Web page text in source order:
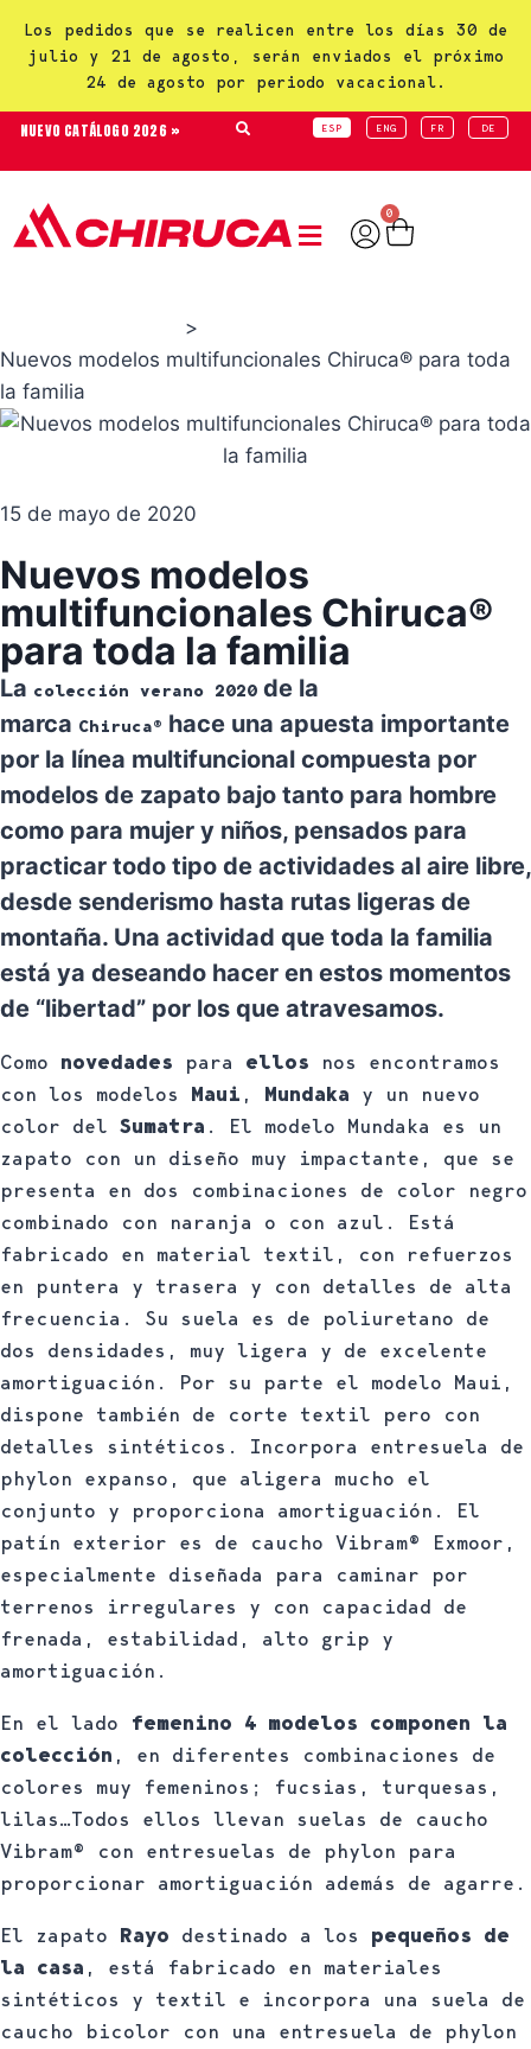
Los pedidos que se realicen entre los días 30 de
julio y 21 de agosto, serán enviados el próximo
24 de agosto por periodo vacacional.
NUEVO CATÁLOGO 2026 » ESP ENG FR DE
0
>
Nuevos modelos multifuncionales Chiruca® para toda
la familia
15 de mayo de 2020
Nuevos modelos
multifuncionales Chiruca®
para toda la familia
La colección verano 2020 de la
marca Chiruca® hace una apuesta importante
por la línea multifuncional compuesta por
modelos de zapato bajo tanto para hombre
como para mujer y niños, pensados para
practicar todo tipo de actividades al aire libre,
desde senderismo hasta rutas ligeras de
montaña. Una actividad que toda la familia
está ya deseando hacer en estos momentos
de “libertad” por los que atravesamos.
Como novedades para ellos nos encontramos
con los modelos Maui , Mundaka y un nuevo
color del Sumatra . El modelo Mundaka es un
zapato con un diseño muy impactante, que se
presenta en dos combinaciones de color negro
combinado con naranja o con azul. Está
fabricado en material textil, con refuerzos
en puntera y trasera y con detalles de alta
frecuencia. Su suela es de poliuretano de
dos densidades, muy ligera y de excelente
amortiguación. Por su parte el modelo Maui,
dispone también de corte textil pero con
detalles sintéticos. Incorpora entresuela de
phylon expanso, que aligera mucho el
conjunto y proporciona amortiguación. El
patín exterior es de caucho Vibram® Exmoor,
especialmente diseñada para caminar por
terrenos irregulares y con capacidad de
frenada, estabilidad, alto grip y
amortiguación.
En el lado femenino 4 modelos componen la
colección , en diferentes combinaciones de
colores muy femeninos; fucsias, turquesas,
lilas…Todos ellos llevan suelas de caucho
Vibram® con entresuelas de phylon para
proporcionar amortiguación además de agarre.
El zapato Rayo destinado a los pequeños de
la casa , está fabricado en materiales
sintéticos y textil e incorpora una suela de
caucho bicolor con una entresuela de phylon